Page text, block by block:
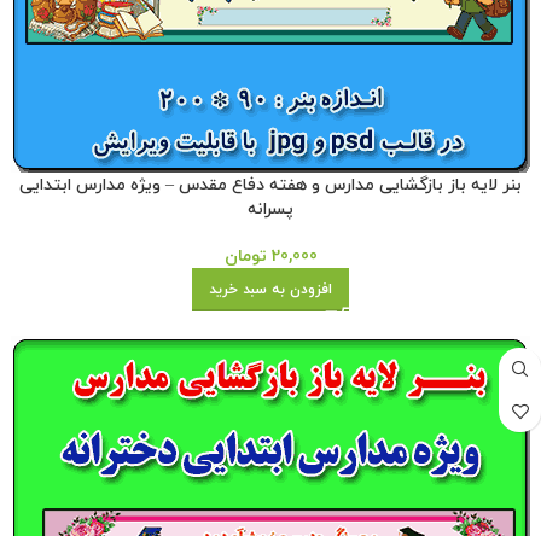
بنر لایه باز بازگشایی مدارس و هفته دفاع مقدس – ویژه مدارس ابتدایی
پسرانه
20,000 تومان
افزودن به سبد خرید